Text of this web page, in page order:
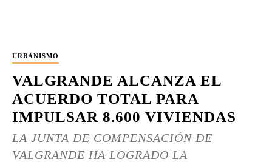
URBANISMO
VALGRANDE ALCANZA EL
ACUERDO TOTAL PARA
IMPULSAR 8.600 VIVIENDAS
LA JUNTA DE COMPENSACIÓN DE
VALGRANDE HA LOGRADO LA